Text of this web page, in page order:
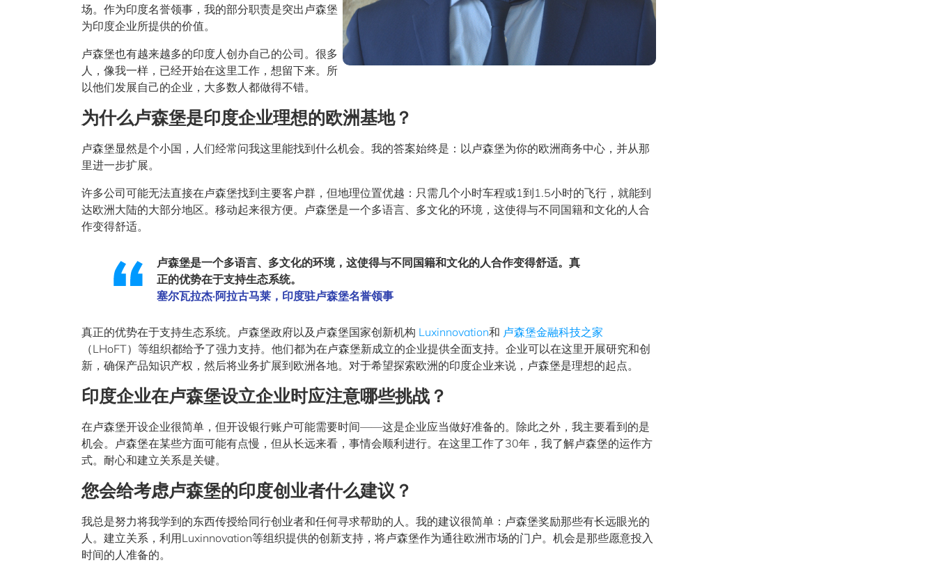
场。作为印度名誉领事，我的部分职责是突出卢森堡
为印度企业所提供的价值。
卢森堡也有越来越多的印度人创办自己的公司。很多
人，像我一样，已经开始在这里工作，想留下来。所
以他们发展自己的企业，大多数人都做得不错。
为什么卢森堡是印度企业理想的欧洲基地？
卢森堡显然是个小国，人们经常问我这里能找到什么机会。我的答案始终是：以卢森堡为你的欧洲商务中心，并从那
里进一步扩展。
许多公司可能无法直接在卢森堡找到主要客户群，但地理位置优越：只需几个小时车程或1到1.5小时的飞行，就能到
达欧洲大陆的大部分地区。移动起来很方便。卢森堡是一个多语言、多文化的环境，这使得与不同国籍和文化的人合
作变得舒适。
卢森堡是一个多语言、多文化的环境，这使得与不同国籍和文化的人合作变得舒适。真
正的优势在于支持生态系统。
塞尔瓦拉杰·阿拉古马莱，印度驻卢森堡名誉领事
真正的优势在于支持生态系统。卢森堡政府以及卢森堡国家创新机构 Luxinnovation和 卢森堡金融科技之家
（LHoFT）等组织都给予了强力支持。他们都为在卢森堡新成立的企业提供全面支持。企业可以在这里开展研究和创
新，确保产品知识产权，然后将业务扩展到欧洲各地。对于希望探索欧洲的印度企业来说，卢森堡是理想的起点。
印度企业在卢森堡设立企业时应注意哪些挑战？
在卢森堡开设企业很简单，但开设银行账户可能需要时间——这是企业应当做好准备的。除此之外，我主要看到的是
机会。卢森堡在某些方面可能有点慢，但从长远来看，事情会顺利进行。在这里工作了30年，我了解卢森堡的运作方
式。耐心和建立关系是关键。
您会给考虑卢森堡的印度创业者什么建议？
我总是努力将我学到的东西传授给同行创业者和任何寻求帮助的人。我的建议很简单：卢森堡奖励那些有长远眼光的
人。建立关系，利用Luxinnovation等组织提供的创新支持，将卢森堡作为通往欧洲市场的门户。机会是那些愿意投入
时间的人准备的。